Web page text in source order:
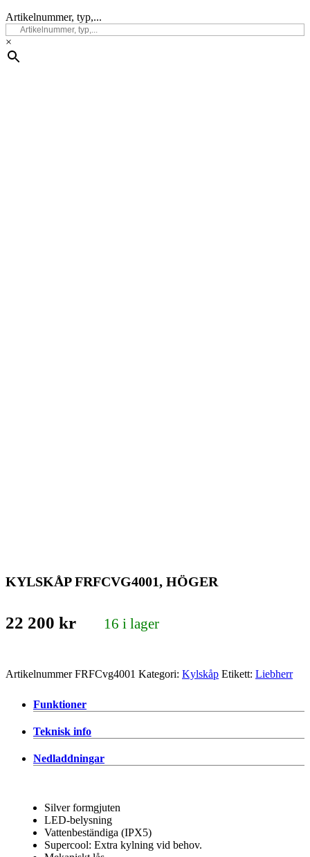
Artikelnummer, typ,...
×
KYLSKÅP FRFCVG4001, HÖGER
22 200 kr 16 i lager
ArtikelnummerFRFCvg4001 Kategori: Kylskåp Etikett: Liebherr
Funktioner
Teknisk info
Nedladdningar
Silver formgjuten
LED-belysning
Vattenbeständiga (IPX5)
Supercool: Extra kylning vid behov.